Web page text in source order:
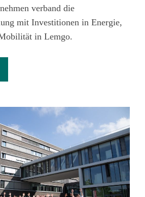
verband die
mit Investitionen in Energie,
in Lemgo.